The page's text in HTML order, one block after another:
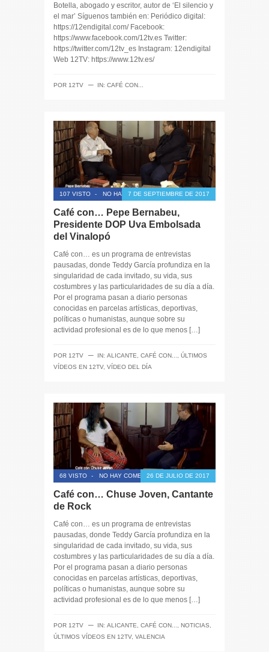
Botella, abogado y escritor, autor de ‘El silencio y
el mar’ Síguenos también en: Periódico digital:
https://12endigital.com/ Facebook:
https://www.facebook.com/12tv.es Twitter:
https://twitter.com/12tv_es Instagram: 12endigital
Web 12TV: https://www.12tv.es/
POR 12TV ─ IN: CAFÉ CON...
107 VISTO - NO HAY COMENTARIOS
7 DE SEPTIEMBRE DE 2017
Café con… Pepe Bernabeu,
Presidente DOP Uva Embolsada
del Vinalopó
Café con… es un programa de entrevistas
pausadas, donde Teddy García profundiza en la
singularidad de cada invitado, su vida, sus
costumbres y las particularidades de su día a día.
Por el programa pasan a diario personas
conocidas en parcelas artísticas, deportivas,
políticas o humanistas, aunque sobre su
actividad profesional es de lo que menos […]
POR 12TV ─ IN: ALICANTE CAFÉ CON...
ÚLTIMOS
VÍDEOS EN 12TV, VÍDEO DEL DÍA
68 VISTO - NO HAY COMENTARIOS26 DE JULIO DE 2017
Café con… Chuse Joven, Cantante
de Rock
Café con… es un programa de entrevistas
pausadas, donde Teddy García profundiza en la
singularidad de cada invitado, su vida, sus
costumbres y las particularidades de su día a día.
Por el programa pasan a diario personas
conocidas en parcelas artísticas, deportivas,
políticas o humanistas, aunque sobre su
actividad profesional es de lo que menos […]
POR 12TV ─ IN: ALICANTE, CAFÉ CON..., NOTICIAS,
ÚLTIMOS VÍDEOS EN 12TV, VALENCIA